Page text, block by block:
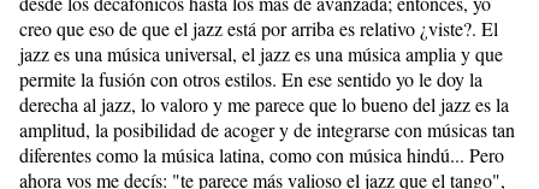
creo que eso de que el jazz está por arriba es relativo ¿viste?. El
jazz es una música universal, el jazz es una música amplia y que
permite la fusión con otros estilos. En ese sentido yo le doy la
derecha al jazz, lo valoro y me parece que lo bueno del jazz es la
amplitud, la posibilidad de acoger y de integrarse con músicas tan
diferentes como la música latina, como con música hindú... Pero
ahora vos me decís: "te parece más valioso el jazz que el tango",